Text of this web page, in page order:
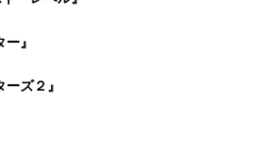
』
ズ２』